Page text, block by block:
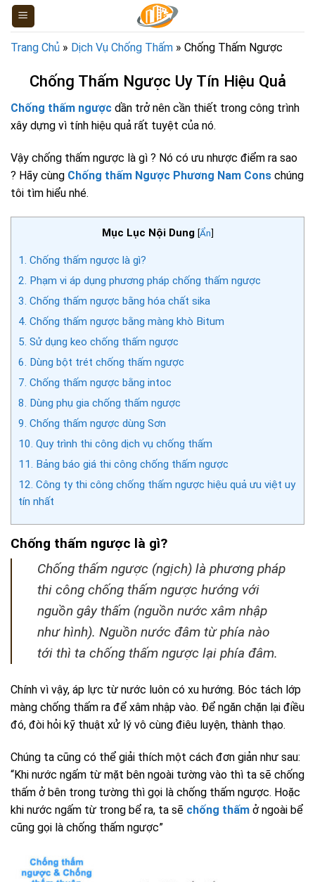
Skip
content
Trang Chủ » Dịch Vụ Chống Thấm » Chống Thấm Ngược
Chống Thấm Ngược Uy Tín Hiệu Quả
Chống thấm ngược dần trở nên cần thiết trong công trình
xây dựng vì tính hiệu quả rất tuyệt của nó.
Vậy chống thấm ngược là gì ? Nó có ưu nhược điểm ra sao
? Hãy cùng Chống thấm Ngược Phương Nam Cons chúng
tôi tìm hiểu nhé.
Mục Lục Nội Dung [Ẩn]
1. Chống thấm ngược là gì?
2. Phạm vi áp dụng phương pháp chống thấm ngược
3. Chống thấm ngược bằng hóa chất sika
4. Chống thấm ngược bằng màng khò Bitum
5. Sử dụng keo chống thấm ngược
6. Dùng bột trét chống thấm ngược
7. Chống thấm ngược bằng intoc
8. Dùng phụ gia chống thấm ngược
9. Chống thấm ngược dùng Sơn
10. Quy trình thi công dịch vụ chống thấm
11. Bảng báo giá thi công chống thấm ngược
12. Công ty thi công chống thấm ngược hiệu quả ưu việt uy
tín nhất
Chống thấm ngược là gì?
Chống thấm ngược (ngịch) là phương pháp
thi công chống thấm ngược hướng với
nguồn gây thấm (nguồn nước xâm nhập
như hình). Nguồn nước đâm từ phía nào
tới thì ta chống thấm ngược lại phía đâm.
Chính vì vậy, áp lực từ nước luôn có xu hướng. Bóc tách lớp
màng chống thấm ra để xâm nhập vào. Để ngăn chặn lại điều
đó, đòi hỏi kỹ thuật xử lý vô cùng điêu luyện, thành thạo.
Chúng ta cũng có thể giải thích một cách đơn giản như sau:
“Khi nước ngấm từ mặt bên ngoài tường vào thì ta sẽ chống
thấm ở bên trong tường thì gọi là chống thấm ngược. Hoặc
khi nước ngấm từ trong bể ra, ta sẽ chống thấm ở ngoài bể
cũng gọi là chống thấm ngược”